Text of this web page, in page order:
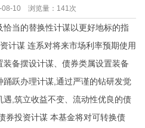
08-10 浏览量：141次
当的替换性计谋以更好地标的指
计谋 连系对将来市场利率预期使用
备摆设计谋、债券类属设置装备
跃办理计谋,通过严谨的钻研发觉
,筑立收益不变、流动性优良的债
券投资计谋 本基金将对可转换债